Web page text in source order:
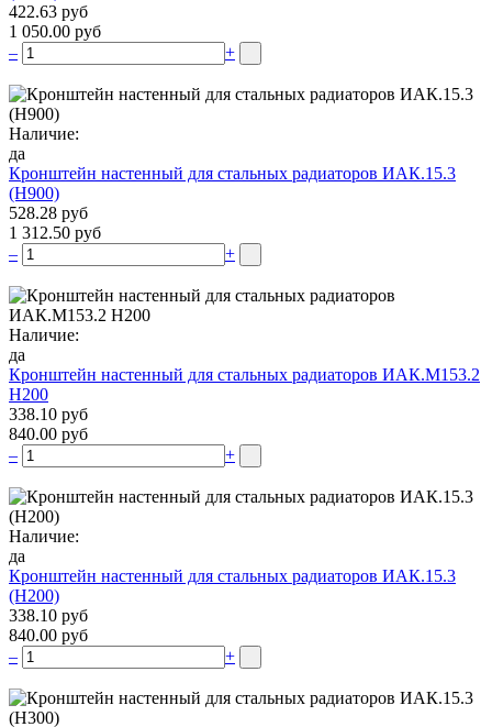
422.63 руб
1 050.00 руб
–
+
Наличие:
да
Кронштейн настенный для стальных радиаторов ИАК.15.3
(H900)
528.28 руб
1 312.50 руб
–
+
Наличие:
да
Кронштейн настенный для стальных радиаторов ИАК.М153.2
Н200
338.10 руб
840.00 руб
–
+
Наличие:
да
Кронштейн настенный для стальных радиаторов ИАК.15.3
(H200)
338.10 руб
840.00 руб
–
+